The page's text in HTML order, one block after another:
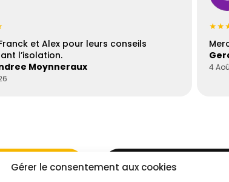
Gérer le consentement aux cookies
et Alex pour leurs conseils
l’isolation.
Moynneraux
4